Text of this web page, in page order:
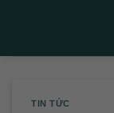
TIN TỨC